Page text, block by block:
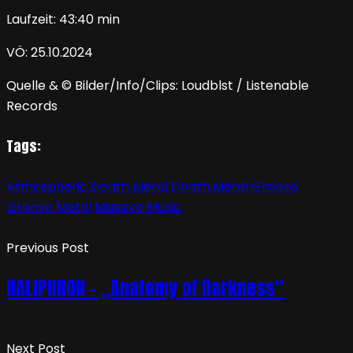
Laufzeit: 43:40 min
VÖ: 25.10.2024
Quelle & © Bilder/Info/Clips: Loudblst / Listenable
Records
Tags:
Atmospheric Death Metal Death MetalGroove
Groove Metal Massive Music
Previous Post
HALIPHRON – „Anatomy of Darkness“
Next Post